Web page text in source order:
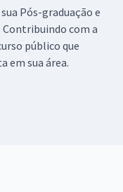
Pós-graduação e
com a
público que
em sua área.